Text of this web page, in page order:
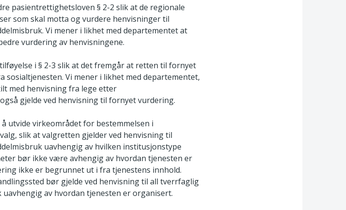
pasientrettighetsloven § 2-2 slik at de regionale
som skal motta og vurdere henvisninger til
Vi mener i likhet med departementet at
vurdering av henvisningene.
i § 2-3 slik at det fremgår at retten til fornyet
Vi mener i likhet med departementet,
med henvisning fra lege etter
gjelde ved henvisning til fornyet vurdering.
utvide virkeområdet for bestemmelsen i
slik at valgretten gjelder ved henvisning til
uavhengig av hvilken institusjonstype
bør ikke være avhengig av hvordan tjenesten er
ikke er begrunnet ut i fra tjenestens innhold.
bør gjelde ved henvisning til all tverrfaglig
av hvordan tjenesten er organisert.